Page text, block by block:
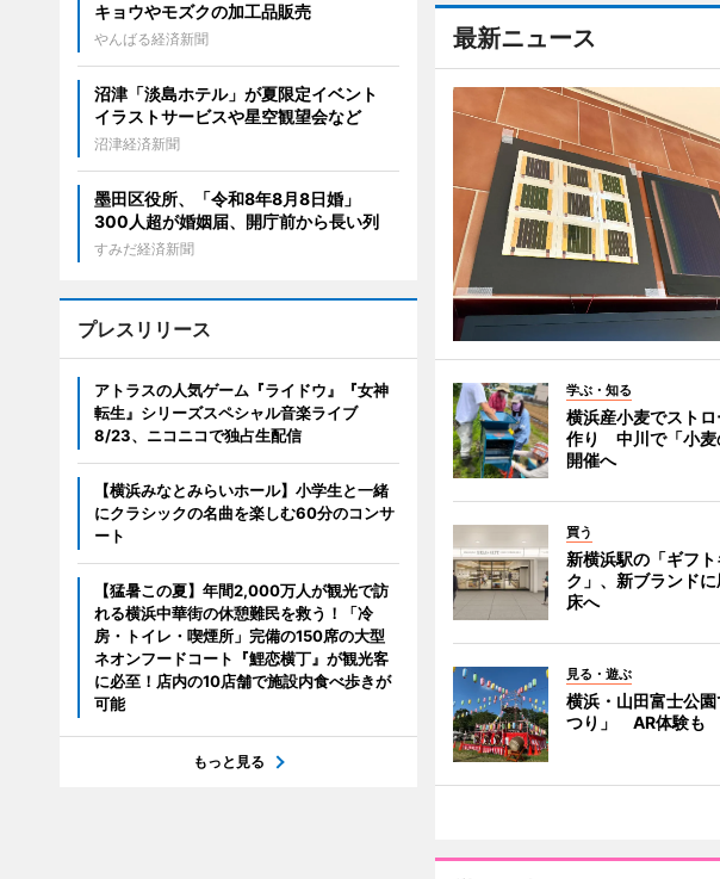
最新ニュース
学ぶ・知る
横浜産小麦でスト
作り 中川で「小麦
開催へ
買う
新横浜駅の「ギフト
ク」、新ブランド
床へ
見る・遊ぶ
横浜・山田富士公園
つり」 AR体験も
キョウやモズクの加工品販売
やんばる経済新聞
沼津「淡島ホテル」が夏限定イベント
イラストサービスや星空観望会など
沼津経済新聞
墨田区役所、「令和8年8月8日婚」
300人超が婚姻届、開庁前から長い列
すみだ経済新聞
プレスリリース
アトラスの人気ゲーム『ライドウ』『女神
転生』シリーズスペシャル音楽ライブ
8/23、ニコニコで独占生配信
【横浜みなとみらいホール】小学生と一緒
にクラシックの名曲を楽しむ60分のコンサ
ート
【猛暑この夏】年間2,000万人が観光で訪
れる横浜中華街の休憩難民を救う！「冷
房・トイレ・喫煙所」完備の150席の大型
ネオンフードコート『鯉恋横丁』が観光客
に必至！店内の10店舗で施設内食べ歩きが
可能
もっと見る